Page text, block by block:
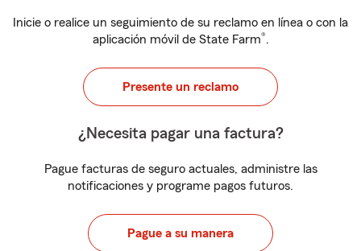
Inicie o realice un seguimiento de su reclamo en línea o con la
aplicación móvil de State Farm®.
Presente un reclamo
¿Necesita pagar una factura?
Pague facturas de seguro actuales, administre las
notificaciones y programe pagos futuros.
Pague a su manera